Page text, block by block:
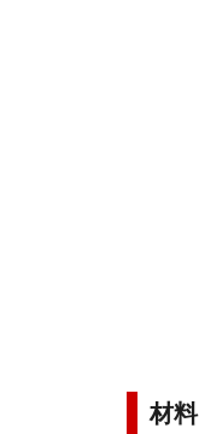
材料